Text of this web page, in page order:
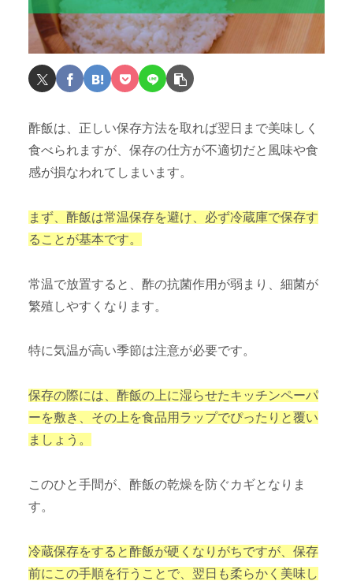
酢飯は、正しい保存方法を取れば翌日まで美味しく
食べられますが、保存の仕方が不適切だと風味や食
感が損なわれてしまいます。
まず、酢飯は常温保存を避け、必ず冷蔵庫で保存す
ることが基本です。
常温で放置すると、酢の抗菌作用が弱まり、細菌が
繁殖しやすくなります。
特に気温が高い季節は注意が必要です。
保存の際には、酢飯の上に湿らせたキッチンペーパ
ーを敷き、その上を食品用ラップでぴったりと覆い
ましょう。
このひと手間が、酢飯の乾燥を防ぐカギとなりま
す。
冷蔵保存をすると酢飯が硬くなりがちですが、保存
前にこの手順を行うことで、翌日も柔らかく美味し